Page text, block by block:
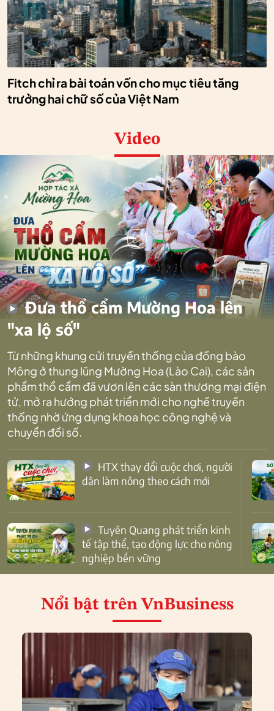
Fitch chỉ ra bài toán vốn cho mục tiêu tăng
trưởng hai chữ số của Việt Nam
Video
Đưa thổ cẩm Mường Hoa lên
"xa lộ số"
Từ những khung cửi truyền thống của đồng bào
Mông ở thung lũng Mường Hoa (Lào Cai), các sản
phẩm thổ cẩm đã vươn lên các sàn thương mại điện
tử, mở ra hướng phát triển mới cho nghề truyền
thống nhờ ứng dụng khoa học công nghệ và
chuyển đổi số.
dân làm nông theo cách mới
tế tập thể, tạo động lực cho nông
nghiệp bền vững
Nổi bật trên VnBusiness